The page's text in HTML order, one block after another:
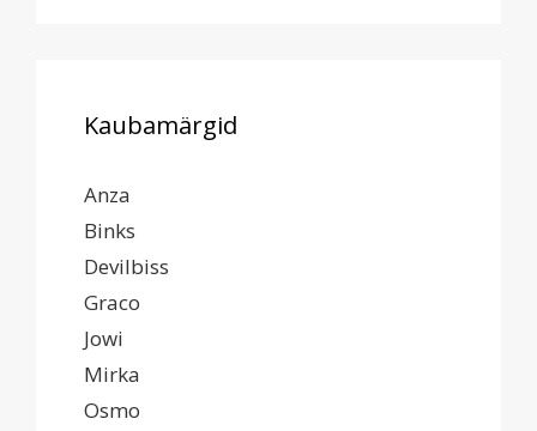
Kaubamärgid
Anza
Binks
Devilbiss
Graco
Jowi
Mirka
Osmo